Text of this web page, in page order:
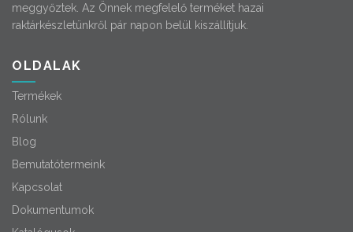
meggyőztek. Az Önnek megfelelő terméket hazai
raktárkészletünkről pár napon belül kiszállítjuk.
OLDALAK
Termékek
Rólunk
Blog
Bemutatótermeink
Kapcsolat
Dokumentumok